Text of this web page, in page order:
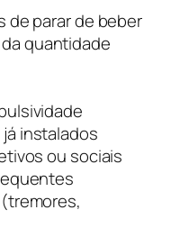
de parar de beber
quantidade
instalados
ou sociais